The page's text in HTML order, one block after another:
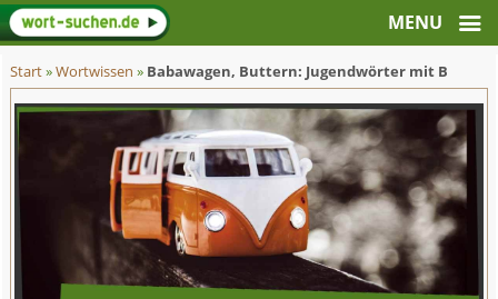
Start»Wortwissen » Babawagen, Buttern: Jugendwörter mit B